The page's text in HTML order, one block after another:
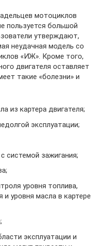
мотоциклов
пользуется большой
утверждают,
неудачная модель со
«ИЖ». Кроме того,
двигателя оставляет
такие «болезни» и
из картера двигателя;
эксплуатации;
системой зажигания;
уровня топлива,
и уровня масла в картере
эксплуатации и